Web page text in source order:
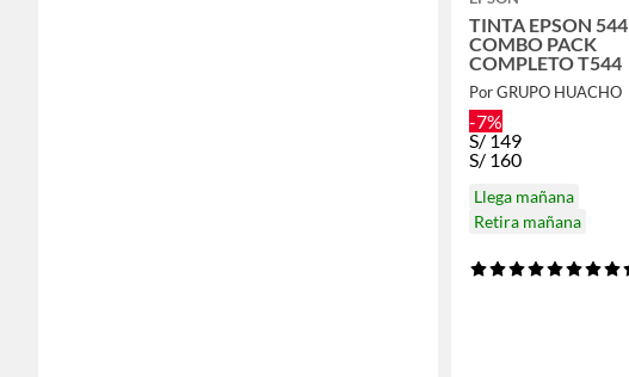
TINTA EPSON 544
COMBO PACK
COMPLETO T544
Por GRUPO HUACHO
-7%
S/ 149
S/ 160
Llega mañana
Retira mañana